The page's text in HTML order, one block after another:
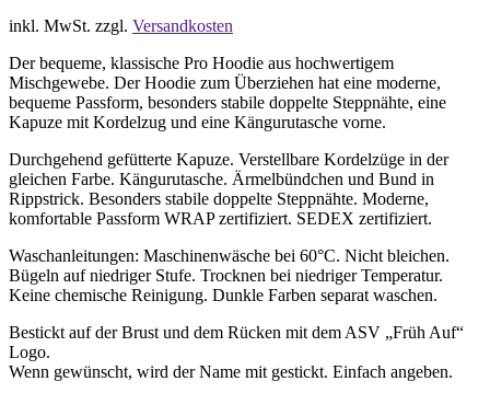
inkl. MwSt. zzgl. Versandkosten
Der bequeme, klassische Pro Hoodie aus hochwertigem
Mischgewebe. Der Hoodie zum Überziehen hat eine moderne,
bequeme Passform, besonders stabile doppelte Steppnähte, eine
Kapuze mit Kordelzug und eine Kängurutasche vorne.
Durchgehend gefütterte Kapuze. Verstellbare Kordelzüge in der
gleichen Farbe. Kängurutasche. Ärmelbündchen und Bund in
Rippstrick. Besonders stabile doppelte Steppnähte. Moderne,
komfortable Passform WRAP zertifiziert. SEDEX zertifiziert.
Waschanleitungen: Maschinenwäsche bei 60°C. Nicht bleichen.
Bügeln auf niedriger Stufe. Trocknen bei niedriger Temperatur.
Keine chemische Reinigung. Dunkle Farben separat waschen.
Bestickt auf der Brust und dem Rücken mit dem ASV „Früh Auf“
Logo.
Wenn gewünscht, wird der Name mit gestickt. Einfach angeben.